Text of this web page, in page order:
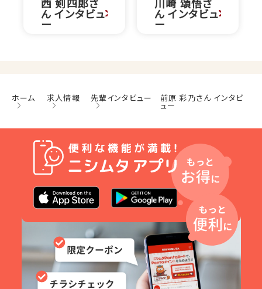
ん インタビュ
ー
ん インタビュ
ー
ホーム 求人情報 先輩インタビュー 前原 彩乃さん インタビ
ュー